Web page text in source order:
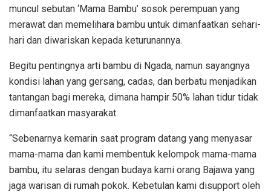
muncul sebutan ‘Mama Bambu’ sosok perempuan yang
merawat dan memelihara bambu untuk dimanfaatkan sehari-
hari dan diwariskan kepada keturunannya.
Begitu pentingnya arti bambu di Ngada, namun sayangnya
kondisi lahan yang gersang, cadas, dan berbatu menjadikan
tantangan bagi mereka, dimana hampir 50% lahan tidur tidak
dimanfaatkan masyarakat.
“Sebenarnya kemarin saat program datang yang menyasar
mama-mama dan kami membentuk kelompok mama-mama
bambu, itu selaras dengan budaya kami orang Bajawa yang
jaga warisan di rumah pokok. Kebetulan kami disupport oleh